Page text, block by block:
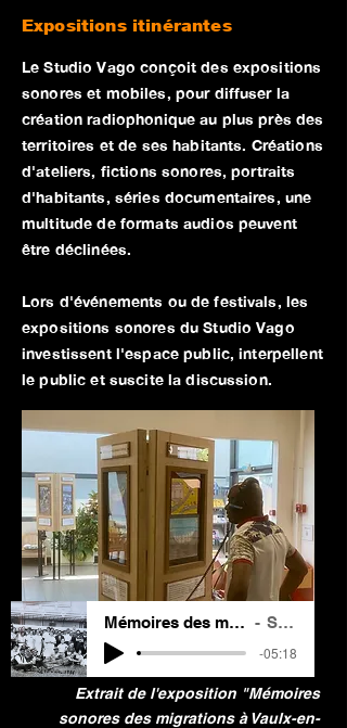
Expositions itinérantes
Le Studio Vago conçoit des expositions
sonores et mobiles, pour diffuser la
création radiophonique au plus près des
territoires et de ses habitants. Créations
d'ateliers, fictions sonores, portraits
d'habitants, séries documentaires, une
multitude de formats audios peuvent
être déclinées.
Lors d'événements ou de festivals, les
expositions sonores du Studio Vago
investissent l'espace public, interpellent
le public et suscite la discussion. ​
Mémoires des migrations à Vaulx-en-Velin
Studio Vago
-05:18
Extrait de l'exposition "Mémoires
sonores des migrations à Vaulx-en-